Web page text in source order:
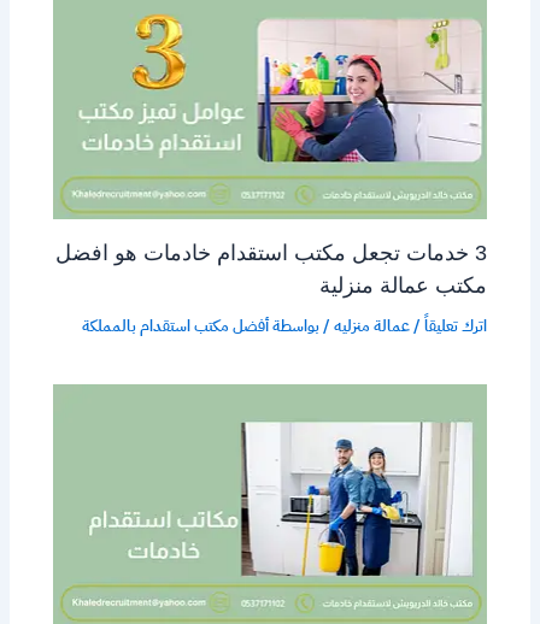
3 خدمات تجعل مكتب استقدام خادمات هو افضل
مكتب عمالة منزلية
اترك تعليقاً /عمالة منزليه / بواسطةأفضل مكتب استقدام بالمملكة